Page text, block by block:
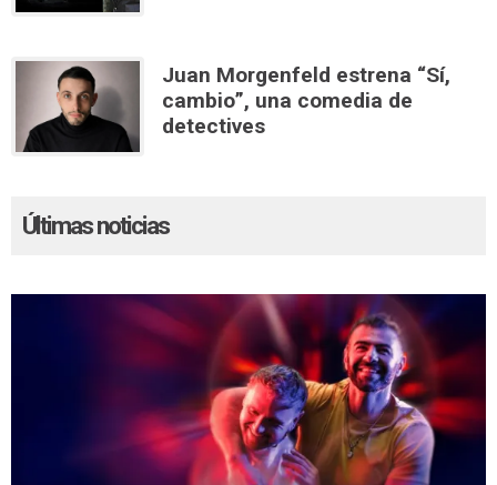
Juan Morgenfeld estrena “Sí,
cambio”, una comedia de
detectives
Últimas noticias